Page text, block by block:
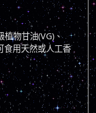
植物甘油(VG)、
食用天然或人工香